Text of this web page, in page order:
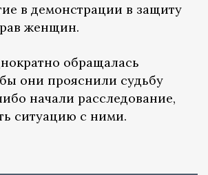
в демонстрации в защиту
женщин.
обращалась
они прояснили судьбу
начали расследование,
ситуацию с ними.